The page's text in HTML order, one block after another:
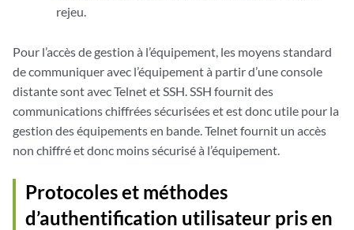
rejeu.
Pour l’accès de gestion à l’équipement, les moyens standard
de communiquer avec l’équipement à partir d’une console
distante sont avec Telnet et SSH. SSH fournit des
communications chiffrées sécurisées et est donc utile pour la
gestion des équipements en bande. Telnet fournit un accès
non chiffré et donc moins sécurisé à l’équipement.
Protocoles et méthodes
d’authentification utilisateur pris en